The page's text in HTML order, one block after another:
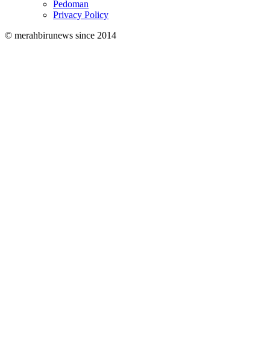
Pedoman
Privacy Policy
© merahbirunews since 2014